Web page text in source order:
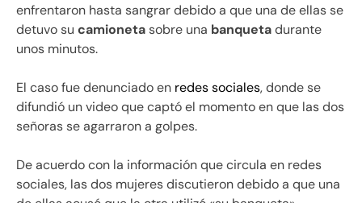
enfrentaron hasta sangrar debido a que una de ellas se
detuvo su camionetasobre una banquetadurante
unos minutos.
El caso fue denunciado en redes sociales, donde se
difundió un video que captó el momento en que las dos
señoras se agarraron a golpes.
De acuerdo con la información que circula en redes
sociales, las dos mujeres discutieron debido a que una